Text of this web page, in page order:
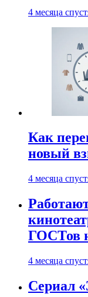
4 месяца
Как
новый
4 месяца
ГОСТов
4 месяца
Сериал